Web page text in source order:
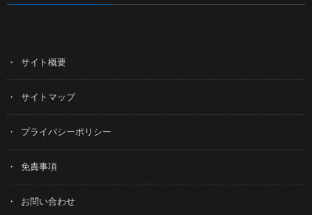
サイト概要
サイトマップ
プライバシーポリシー
免責事項
お問い合わせ